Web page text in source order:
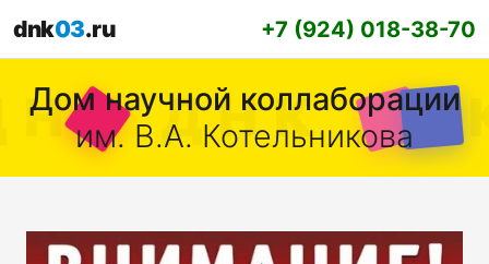
dnk03.ru +7 (924) 018-38-70
Дом научной коллаборации
им. В.А. Котельникова